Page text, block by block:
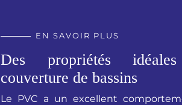
EN SAVOIR PLUS
Des propriétés
couverture de bassins
Le PVC a un excellent